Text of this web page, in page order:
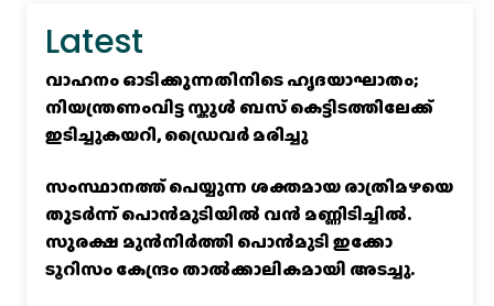
Latest
വാഹനം ഓടിക്കുന്നതിനിടെ ഹൃദയാഘാതം;
നിയന്ത്രണംവിട്ട സ്കൂൾ ബസ് കെട്ടിടത്തിലേക്ക്
ഇടിച്ചുകയറി, ഡ്രൈവർ മരിച്ചു
സംസ്ഥാനത്ത് പെയ്യുന്ന ശക്തമായ രാത്രിമഴയെ
തുടർന്ന് പൊൻമുടിയില്‍ വൻ മണ്ണിടിച്ചില്‍.
സുരക്ഷ മുൻനിർത്തി പൊൻമുടി ഇക്കോ
ടൂറിസം കേന്ദ്രം താല്‍ക്കാലികമായി അടച്ചു.